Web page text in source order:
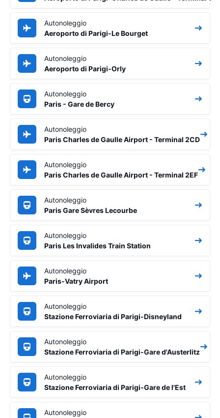
Autonoleggio
Aeroporto di Parigi-Le Bourget
Autonoleggio
Aeroporto di Parigi-Orly
Autonoleggio
Paris - Gare de Bercy
Autonoleggio
Paris Charles de Gaulle Airport - Terminal 2CD
Autonoleggio
Paris Charles de Gaulle Airport - Terminal 2EF
Autonoleggio
Paris Gare Sèvres Lecourbe
Autonoleggio
Paris Les Invalides Train Station
Autonoleggio
Paris-Vatry Airport
Autonoleggio
Stazione Ferroviaria di Parigi-Disneyland
Autonoleggio
Stazione Ferroviaria di Parigi-Gare d'Austerlitz
Autonoleggio
Stazione Ferroviaria di Parigi-Gare de l'Est
Autonoleggio